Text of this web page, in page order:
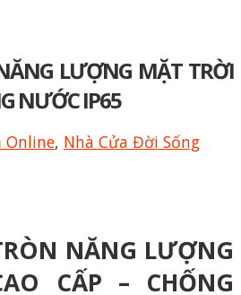
LƯỢNG MẶT TRỜI
NƯỚC IP65
Online, Nhà Cửa Đời Sống
NĂNG LƯỢNG
CẤP – CHỐNG